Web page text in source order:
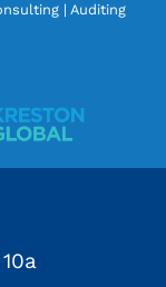
| Auditing